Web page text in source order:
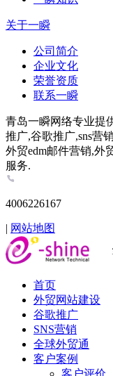
关于一瞬
公司简介
企业文化
荣誉资质
联系一瞬
青岛一瞬网络专业提
推广,谷歌推广,sns营
外贸edm邮件营销,外
服务.
4006226167
| 网站地图
首页
外贸网站建设
谷歌推广
SNS营销
全球外贸通
客户案例
客户评价